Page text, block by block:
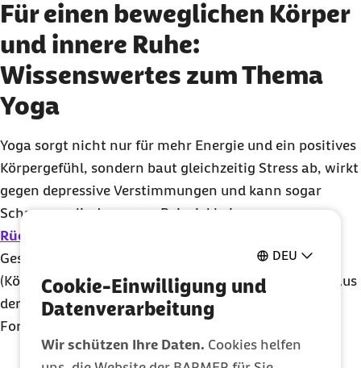
DEU
Cookie-Einwilligung und
Datenverarbeitung
Wir schützen Ihre Daten. Cookies helfen
Für einen beweglichen Körper
und innere Ruhe:
Wissenswertes zum Thema
Yoga
Yoga sorgt nicht nur für mehr Energie und ein positives
Körpergefühl, sondern baut gleichzeitig Stress ab, wirkt
gegen depressive Verstimmungen und kann sogar
Schmerzen lindern, zum Beispiel bei
Rückenbeschwerden
Gesundheit von Herz und Kreislauf bei. Die Asanas
(Körperübungen), Atem- und Meditationstechniken aus
der Yoga-Praxis eignen sich für Anfänger und
Fortgeschrittene gleichermaßen.